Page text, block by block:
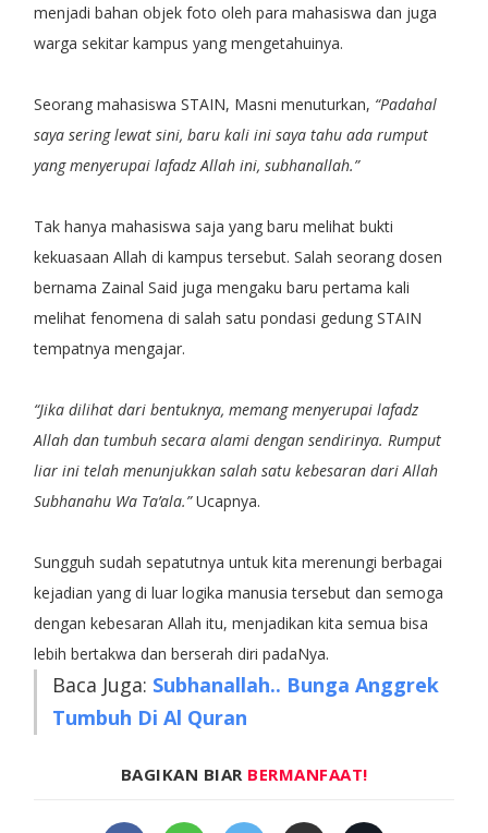
menjadi bahan objek foto oleh para mahasiswa dan juga
warga sekitar kampus yang mengetahuinya.
Seorang mahasiswa STAIN, Masni menuturkan, “Padahal
saya sering lewat sini, baru kali ini saya tahu ada rumput
yang menyerupai lafadz Allah ini, subhanallah.”
Tak hanya mahasiswa saja yang baru melihat bukti
kekuasaan Allah di kampus tersebut. Salah seorang dosen
bernama Zainal Said juga mengaku baru pertama kali
melihat fenomena di salah satu pondasi gedung STAIN
tempatnya mengajar.
“Jika dilihat dari bentuknya, memang menyerupai lafadz
Allah dan tumbuh secara alami dengan sendirinya. Rumput
liar ini telah menunjukkan salah satu kebesaran dari Allah
Subhanahu Wa Ta’ala.”Ucapnya.
Sungguh sudah sepatutnya untuk kita merenungi berbagai
kejadian yang di luar logika manusia tersebut dan semoga
dengan kebesaran Allah itu, menjadikan kita semua bisa
lebih bertakwa dan berserah diri padaNya.
Baca Juga: Subhanallah.. Bunga Anggrek
Tumbuh Di Al Quran
BAGIKAN BIAR BERMANFAAT!